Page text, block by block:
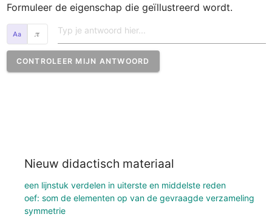
Formuleer de eigenschap die geïllustreerd wordt.
𝜋
CONTROLEER MIJN ANTWOORD
Nieuw didactisch materiaal
een lijnstuk verdelen in uiterste en middelste reden
oef: som de elementen op van de gevraagde verzameling
symmetrie